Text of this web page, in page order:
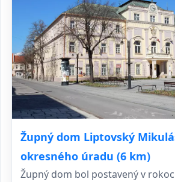
Župný dom Liptovský
okresného úradu (6 km)
Župný dom bol postavený v